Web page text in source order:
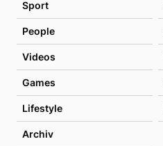
Sport
People
Videos
Games
Lifestyle
Archiv